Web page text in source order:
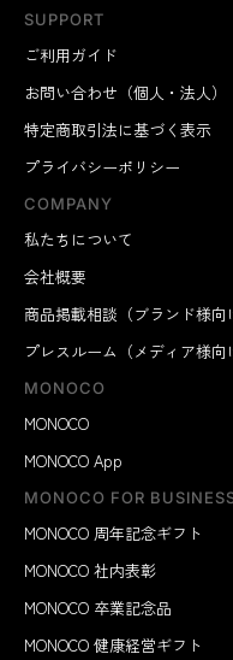
SUPPORT
ご利用ガイド
お問い合わせ（個人・法人）
特定商取引法に基づく表示
プライバシーポリシー
COMPANY
私たちについて
会社概要
商品掲載相談（ブランド様向
プレスルーム（メディア様向
MONOCO
MONOCO
MONOCO App
MONOCO FOR
MONOCO 周年記念ギフト
MONOCO 社内表彰
MONOCO 卒業記念品
MONOCO 健康経営ギフト